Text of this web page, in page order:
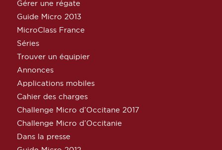
Gérer une régate
Guide Micro 2013
MicroClass France
Séries
Trouver un équipier
Annonces
Applications mobiles
Cahier des charges
Challenge Micro d’Occitane 2017
Challenge Micro d’Occitanie
Dans la presse